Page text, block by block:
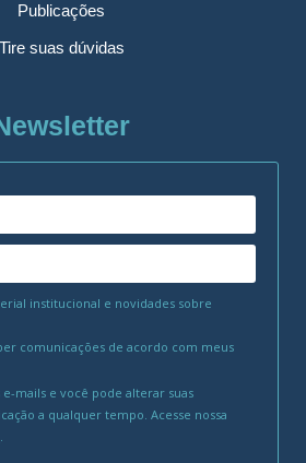
Publicações
Tire suas dúvidas
institucional e novidades sobre
comunicações de acordo com meus
mails e você pode alterar suas
a qualquer tempo. Acesse nossa